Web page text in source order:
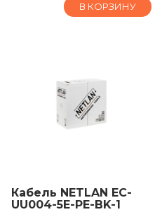
В КОРЗИНУ
Кабель NETLAN EC-
UU004-5E-PE-BK-1